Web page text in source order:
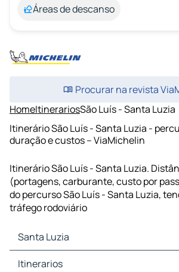
Áreas de descanso
Procurar na revista
HomeItinerariosSão Luís - Santa Luzia
Itinerário São Luís - Santa Luzia -
duração e custos – ViaMichelin
Itinerário São Luís - Santa Luzia.
(portagens, carburante, custo por
do percurso São Luís - Santa Luzia,
tráfego rodoviário
Santa Luzia
Santa Luzia Mapas Plantas
Itinerarios